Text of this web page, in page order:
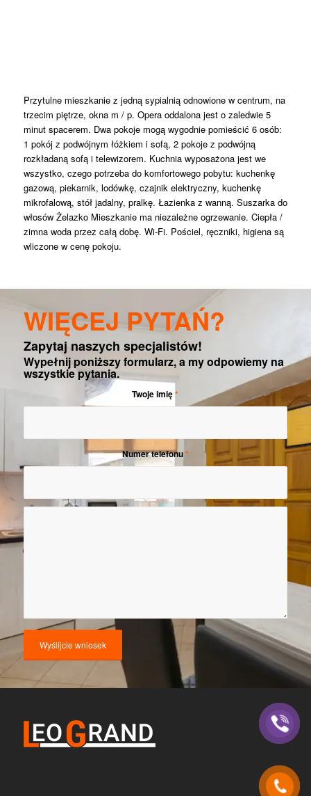
Przytulne mieszkanie z jedną sypialnią odnowione w centrum, na
trzecim piętrze, okna m / p. Opera oddalona jest o zaledwie 5
minut spacerem. Dwa pokoje mogą wygodnie pomieścić 6 osób:
1 pokój z podwójnym łóżkiem i sofą, 2 pokoje z podwójną
rozkładaną sofą i telewizorem. Kuchnia wyposażona jest we
wszystko, czego potrzeba do komfortowego pobytu: kuchenkę
gazową, piekarnik, lodówkę, czajnik elektryczny, kuchenkę
mikrofalową, stół jadalny, pralkę. Łazienka z wanną. Suszarka do
włosów Żelazko Mieszkanie ma niezależne ogrzewanie. Ciepła /
zimna woda przez całą dobę. Wi-Fi. Pościel, ręczniki, higiena są
wliczone w cenę pokoju.
WIĘCEJ PYTAŃ?
Zapytaj naszych specjalistów!
Wypełnij poniższy formularz, a my odpowiemy na
wszystkie pytania.
Twoje imię*
Numer telefonu*